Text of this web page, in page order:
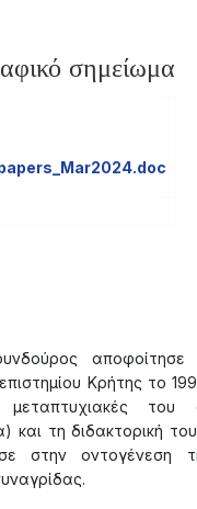
σημείωμα
Κρήτης το
του
και τη διδακτορική του
στην οντογένεση